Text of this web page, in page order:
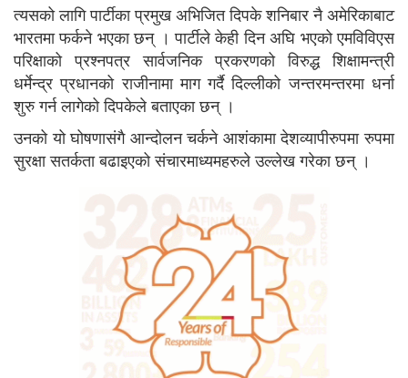
त्यसको लागि पार्टीका प्रमुख अभिजित दिपके शनिबार नै अमेरिकाबाट
भारतमा फर्कने भएका छन् । पार्टीले केही दिन अघि भएको एमविविएस
परिक्षाको प्रश्नपत्र सार्वजनिक प्रकरणको विरुद्ध शिक्षामन्त्री
धर्मेन्द्र प्रधानको राजीनामा माग गर्दै दिल्लीको जन्तरमन्तरमा धर्ना
शुरु गर्न लागेको दिपकेले बताएका छन् ।
उनको यो घोषणासंगै आन्दोलन चर्कने आशंकामा देशव्यापीरुपमा रुपमा
सुरक्षा सतर्कता बढाइएको संचारमाध्यमहरुले उल्लेख गरेका छन् ।